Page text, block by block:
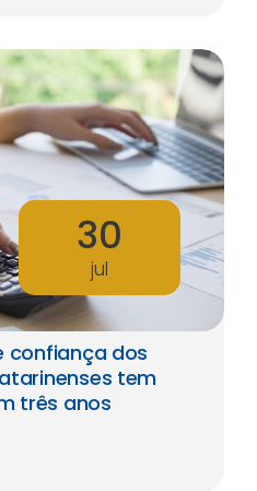
30
jul
confiança dos
tem
três anos